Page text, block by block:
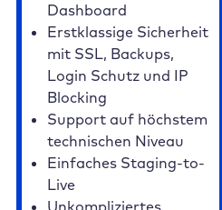
Dashboard
Erstklassige Sicherheit
mit SSL, Backups,
Login Schutz und IP
Blocking
Support auf höchstem
technischen Niveau
Einfaches Staging-to-
Live